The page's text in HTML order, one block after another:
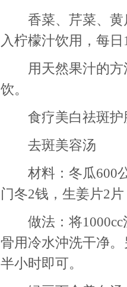
香菜、芹菜、黄
入柠檬汁饮用，每
用天然果汁的方
饮。
食疗美白祛斑护
去斑美容汤
材料：冬瓜600公
门冬2钱，生姜片2片
做法：将1000cc
骨用冷水沖洗干净
半小时即可。